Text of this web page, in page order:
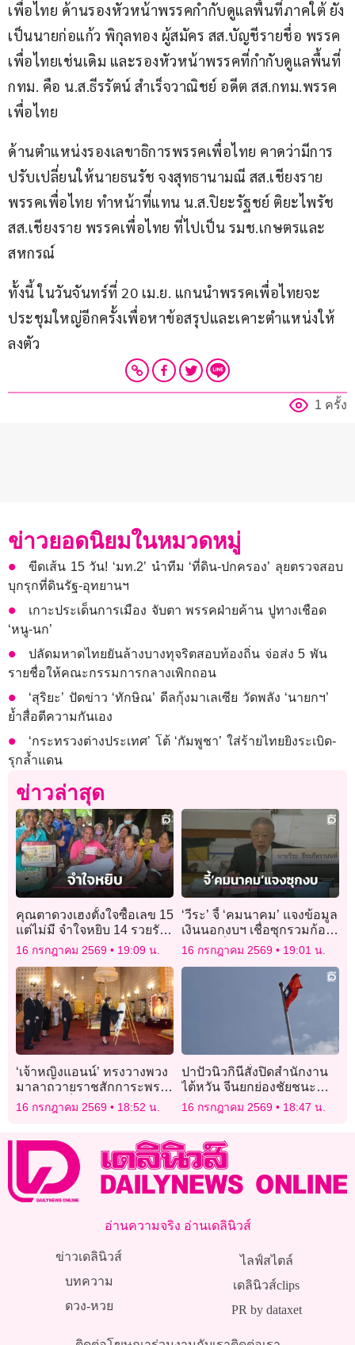
เพื่อไทย ด้านรองหัวหน้าพรรคกำกับดูแลพื้นที่ภาคใต้ ยัง
เป็นนายก่อแก้ว พิกุลทอง ผู้สมัคร สส.บัญชีรายชื่อ พรรค
เพื่อไทยเช่นเดิม และรองหัวหน้าพรรคที่กำกับดูแลพื้นที่
กทม. คือ น.ส.ธีรรัตน์ สำเร็จวาณิชย์ อดีต สส.กทม.พรรค
เพื่อไทย
ด้านตำแหน่งรองเลขาธิการพรรคเพื่อไทย คาดว่ามีการ
ปรับเปลี่ยนให้นายธนรัช จงสุทธานามณี สส.เชียงราย
พรรคเพื่อไทย ทำหน้าที่แทน น.ส.ปิยะรัฐชย์ ติยะไพรัช
สส.เชียงราย พรรคเพื่อไทย ที่ไปเป็น รมช.เกษตรและ
สหกรณ์
ทั้งนี้ ในวันจันทร์ที่ 20 เม.ย. แกนนำพรรคเพื่อไทยจะ
ประชุมใหญ่อีกครั้งเพื่อหาข้อสรุปและเคาะตำแหน่งให้
ลงตัว
1 ครั้ง
ข่าวยอดนิยมในหมวดหมู่
ขีดเส้น 15 วัน! ‘มท.2’ นำทีม ‘ที่ดิน-ปกครอง’ ลุยตรวจสอบ
บุกรุกที่ดินรัฐ-อุทยานฯ
เกาะประเด็นการเมือง จับตา พรรคฝ่ายค้าน ปูทางเชือด
‘หนู-นก’
ปลัดมหาดไทยยันล้างบางทุจริตสอบท้องถิ่น จ่อส่ง 5 พัน
รายชื่อให้คณะกรรมการกลางเพิกถอน
‘สุริยะ’ ปัดข่าว ‘ทักษิณ’ ดีลกุ้งมาเลเซีย วัดพลัง ‘นายกฯ’
ย้ำสื่อตีความกันเอง
‘กระทรวงต่างประเทศ’ โต้ ‘กัมพูชา’ ใส่ร้ายไทยยิงระเบิด-
รุกล้ำแดน
ข่าวล่าสุด
คุณตาดวงเฮงตั้งใจซื้อเลข 15
แต่ไม่มี จำใจหยิบ 14 รวยรับ
6 ล้านบาท
16 กรกฎาคม 2569 19:09 น.
‘วีระ’ จี้ ‘คมนาคม’ แจงข้อมูล
เงินนอกงบฯ เชื่อซุกรวมก้อน
โต 5 หมื่นล้าน
16 กรกฎาคม 2569 19:01 น.
‘เจ้าหญิงแอนน์’ ทรงวางพวง
มาลาถวายราชสักการะพระ
โกศ ‘สมเด็จพระพันปีหลวง-
เจ้าฟ้าพัชรกิติยาภาฯ’
16 กรกฎาคม 2569 18:52 น.
ปาปัวนิวกินีสั่งปิดสำนักงาน
ไต้หวัน จีนยกย่องชัยชนะ
ทางการทูต
16 กรกฎาคม 2569 18:47 น.
อ่านความจริง อ่านเดลินิวส์
ข่าวเดลินิวส์
บทความ
ดวง-หวย
ไลฟ์สไตล์
เดลินิวส์clips
PR by dataxet